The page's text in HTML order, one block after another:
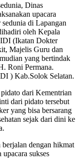
Dinas
upacara
di Lapangan
oleh Kepala
(Ikatan Dokter
Majelis Guru dan
yang bertindak
Roni Permana.
) Kab.Solok Selatan.
dari Kementrian
dari pidato tersebut
yang bisa bersarang
sejak dari dini ke
dengan hikmat
sukses